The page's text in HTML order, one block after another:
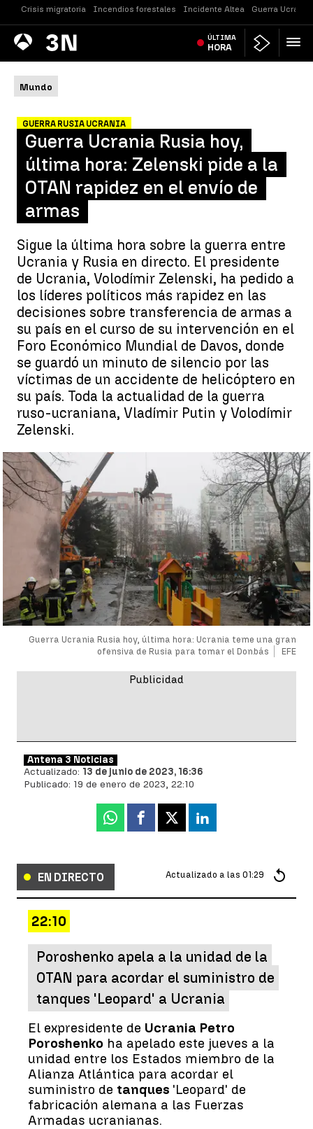
Crisis migratoria Incendios forestales Incidente Altea Guerra Ucrania
Antena
3 Noticias ÚLTIMA
HORA
Mundo
GUERRA RUSIA UCRANIA
Guerra Ucrania Rusia hoy,
última hora: Zelenski pide a la
OTAN rapidez en el envío de
armas
Sigue la última hora sobre la guerra entre
Ucrania y Rusia en directo. El presidente
de Ucrania, Volodímir Zelenski, ha pedido a
los líderes políticos más rapidez en las
decisiones sobre transferencia de armas a
su país en el curso de su intervención en el
Foro Económico Mundial de Davos, donde
se guardó un minuto de silencio por las
víctimas de un accidente de helicóptero en
su país. Toda la actualidad de la guerra
ruso-ucraniana, Vladímir Putin y Volodímir
Zelenski.
Guerra Ucrania Rusia hoy, última hora: Ucrania teme una gran
ofensiva de Rusia para tomar el Donbás
EFE
Antena 3 Noticias
Actualizado: 13 de junio de 2023, 16:36
Publicado: 19 de enero de 2023, 22:10
Whatsapp
Facebook
X Linkedin
EN DIRECTO Actualizado a las 01:29
22:10
Poroshenko apela a la unidad de la
OTAN para acordar el suministro de
tanques 'Leopard' a Ucrania
El expresidente de Ucrania Petro
Poroshenko ha apelado este jueves a la
unidad entre los Estados miembro de la
Alianza Atlántica para acordar el
suministro de tanques 'Leopard' de
fabricación alemana a las Fuerzas
Armadas ucranianas.